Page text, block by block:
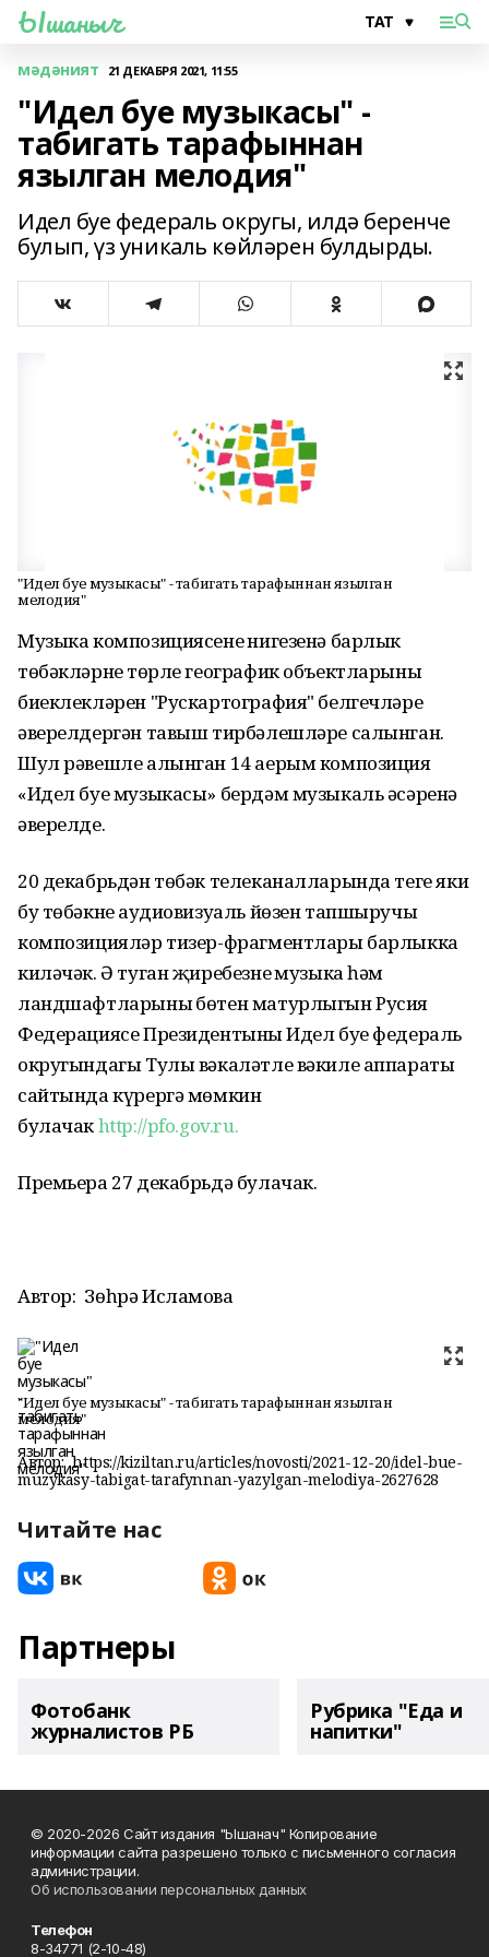
Ышаныч
мәдәният 21 ДЕКАБРЯ 2021, 11:55
"Идел буе музыкасы" -
табигать тарафыннан
язылган мелодия"
Идел буе федераль округы, илдә беренче
булып, үз уникаль көйләрен булдырды.
"Идел буе музыкасы" - табигать тарафыннан язылган
мелодия"
Музыка композициясенең нигезенә барлык
төбәкләрнең төрле географик объектларының
биеклекләрен "Рускартография" белгечләре
әверелдергән тавыш тирбәлешләре салынган.
Шул рәвешле алынган 14 аерым композиция
«Идел буе музыкасы» бердәм музыкаль әсәренә
әверелде.
20 декабрьдән төбәк телеканалларында теге яки
бу төбәкнең аудиовизуаль йөзен тапшыручы
композицияләр тизер-фрагментлары барлыкка
киләчәк. Ә туган җиребезнең музыка һәм
ландшафтларының бөтен матурлыгын Русия
Федерациясе Президентының Идел буе федераль
округындагы Тулы вәкаләтле вәкиле аппараты
сайтында күрергә мөмкин
булачакhttp://pfo.gov.ru.
Премьера 27 декабрьдә булачак.
Автор: Зөһрә Исламова
"Идел буе музыкасы" - табигать тарафыннан язылган
мелодия"
Автор: https://kiziltan.ru/articles/novosti/2021-12-20/idel-bue-
muzykasy-tabigat-tarafynnan-yazylgan-melodiya-2627628
Читайте нас
Партнеры
Фотобанк
журналистов РБ
Рубрика "Еда и
напитки"
© 2020-2026 Сайт издания "Ышанач" Копирование
информации сайта разрешено только с письменного согласия
администрации.
Об использовании персональных данных
Телефон
8-34771 (2-10-48)